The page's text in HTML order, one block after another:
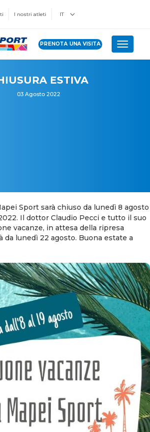
I nostri atleti IT
PRENOTA UNA VISITA Toggle
ESTIVA
03 Agosto 2022
Sport sarà chiuso da lunedì 8 agosto
Il dottor Claudio Pecci e tutto il suo
vacanze, in attesa della ripresa
da lunedì 22 agosto. Buona estate a